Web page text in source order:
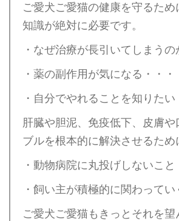
ご愛犬ご愛猫の健康を守るため
知識が絶対に必要です。
・なぜ治療が長引いてしまうの
・薬の副作用が気になる・・・
・自分でやれることを知りたい
肝臓や胆泥、免疫低下、皮膚や
ブルを根本的に解決させるため
・動物病院に丸投げしないこと
・飼い主が積極的に関わってい
ご愛犬ご愛猫もきっとそれを望